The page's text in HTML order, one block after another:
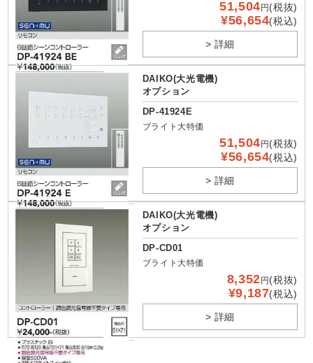
51,504円(税抜)
¥56,654(税込)
> 詳細
DAIKO(大光電機)
オプション
DP-41924E
ブライト大特価
51,504円(税抜)
¥56,654(税込)
> 詳細
DAIKO(大光電機)
オプション
DP-CD01
ブライト大特価
8,352円(税抜)
¥9,187(税込)
> 詳細